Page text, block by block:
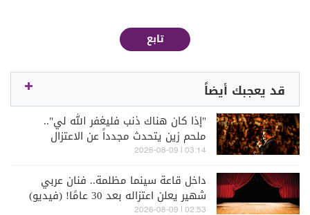
تابع
قد يعجبك أيضاً
"إذا كان هناك ذنب فليغفر الله لي"..
ملحم زين يتحدث مجدداً عن الاعتزال
(فيديو)
03:14 | 2026-08-09
داخل قاعة سينما مظلمة.. فنان عربي
شهير يعلن اعتزاله بعد 30 عامًا! (فيديو)
02:53 | 2026-08-09